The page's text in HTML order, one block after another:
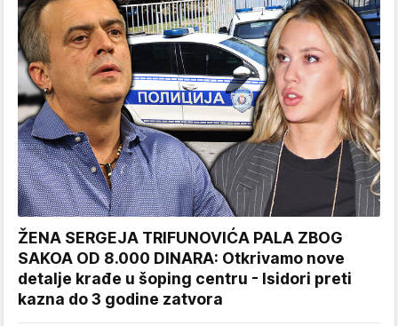
ŽENA SERGEJA TRIFUNOVIĆA PALA ZBOG
SAKOA OD 8.000 DINARA: Otkrivamo nove
detalje krađe u šoping centru - Isidori preti
kazna do 3 godine zatvora